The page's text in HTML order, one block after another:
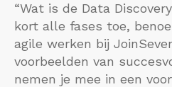
“Wat is de Data
kort alle fases toe,
agile werken bij
voorbeelden van
nemen je mee in een